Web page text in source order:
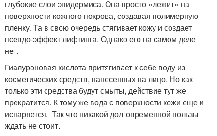
глубокие слои эпидермиса. Она просто «лежит» на
поверхности кожного покрова, создавая полимерную
пленку. Та в свою очередь стягивает кожу и создает
псевдо-эффект лифтинга. Однако его на самом деле
нет.
Гиалуроновая кислота притягивает к себе воду из
косметических средств, нанесенных на лицо. Но как
только эти средства будут смыты, действие тут же
прекратится. К тому же вода с поверхности кожи еще и
испаряется. Так что никакой долговременной пользы
ждать не стоит.